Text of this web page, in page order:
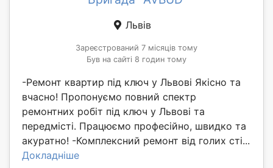
Львів
Зареєстрований 7 місяців тому
Був на сайті 8 годин тому
-Ремонт квартир під ключ у Львові Якісно та
вчасно! Пропонуємо повний спектр
ремонтних робіт під ключ у Львові та
передмісті. Працюємо професійно, швидко та
акуратно! -Комплексний ремонт від голих сті...
Докладніше